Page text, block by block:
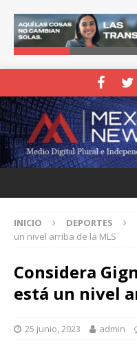
INICIO DEPORTES
un nivel arriba de la MLS
Considera
está un nivel
25 junio, 2023 admin